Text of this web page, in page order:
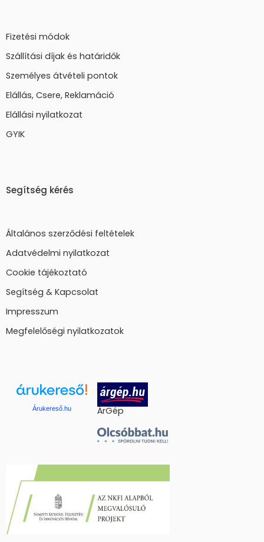
Fizetési módok
Szállítási díjak és határidők
Személyes átvételi pontok
Elállás, Csere, Reklamáció
Elállási nyilatkozat
GYIK
Segítség kérés
Általános szerződési feltételek
Adatvédelmi nyilatkozat
Cookie tájékoztató
Segítség & Kapcsolat
Impresszum
Megfelelőségi nyilatkozatok
Árukereső.hu ÁrGép